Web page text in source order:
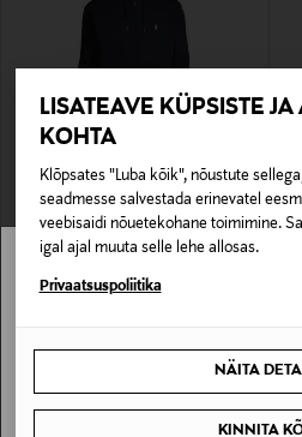
LISATEAVE KÜPSISTE
KOHTA
Klõpsates "Luba kõik", nõustute
seadmesse salvestada erinevatel
veebisaidi nõuetekohane toimimine.
igal ajal muuta selle lehe allosas.
Privaatsuspoliitika
NÄITA
KINNITA
EELIS KUPONGIGA
POLO RALPH LAUREN
Kapuutsiga pusa
Original Price
195,00 €
Stockmann pole Sinu riigis
SAAN